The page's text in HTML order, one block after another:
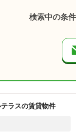
検索中の条
ラスの賃貸物件